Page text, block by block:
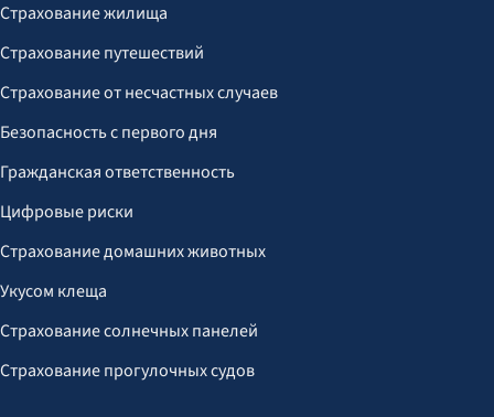
Страхование жилища
Страхование путешествий
Страхование от несчастных случаев
Безопасность с первого дня
Гражданская ответственность
Цифровые риски
Страхование домашних животных
Укусом клеща
Страхование солнечных панелей
Страхование прогулочных судов